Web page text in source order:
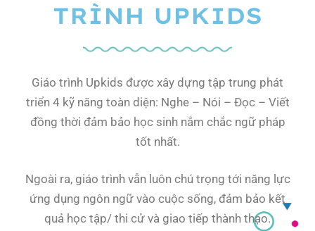
TRÌNH UPKIDS
Giáo trình Upkids được xây dựng tập trung phát
triển 4 kỹ năng toàn diện: Nghe – Nói – Đọc – Viết
đồng thời đảm bảo học sinh nắm chắc ngữ pháp
tốt nhất.
Ngoài ra, giáo trình vẫn luôn chú trọng tới năng lực
ứng dụng ngôn ngữ vào cuộc sống, đảm bảo kết
quả học tập/ thi cử và giao tiếp thành thạo.